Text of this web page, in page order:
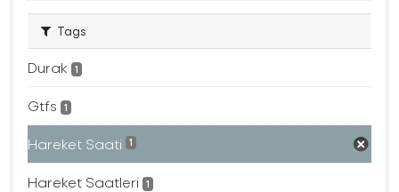
Tags
Durak 1
Gtfs 1
Hareket Saati 1
Hareket Saatleri 1